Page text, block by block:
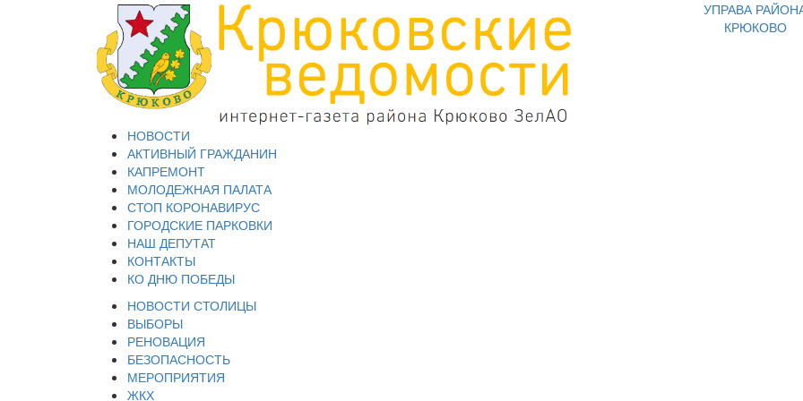
УПРАВА
КРЮКОВО
НОВОСТИ
АКТИВНЫЙ ГРАЖДАНИН
КАПРЕМОНТ
МОЛОДЕЖНАЯ ПАЛАТА
СТОП КОРОНАВИРУС
ГОРОДСКИЕ ПАРКОВКИ
НАШ ДЕПУТАТ
КОНТАКТЫ
КО ДНЮ ПОБЕДЫ
НОВОСТИ СТОЛИЦЫ
ВЫБОРЫ
РЕНОВАЦИЯ
БЕЗОПАСНОСТЬ
МЕРОПРИЯТИЯ
ЖКХ